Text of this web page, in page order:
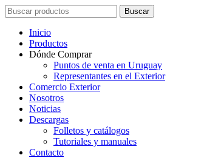
Search
for:
Buscar
Inicio
Productos
Dónde Comprar
Puntos de venta en Uruguay
Representantes en el Exterior
Comercio Exterior
Nosotros
Noticias
Descargas
Folletos y catálogos
Tutoriales y manuales
Contacto